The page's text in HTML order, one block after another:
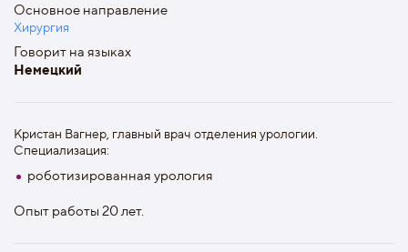
Основное направление
Хирургия
Говорит на языках
Немецкий
Кристан Вагнер, главный врач отделения урологии.
Специализация:
роботизированная урология
Опыт работы 20 лет.